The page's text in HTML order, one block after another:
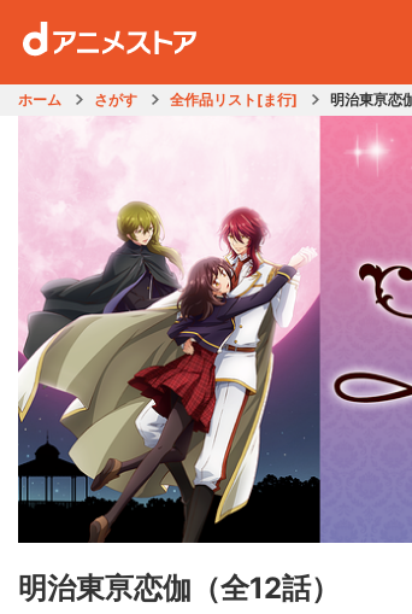
ホーム さがす 全作品リスト[ま行] 明治東亰恋
明治東亰恋伽 （全12話）